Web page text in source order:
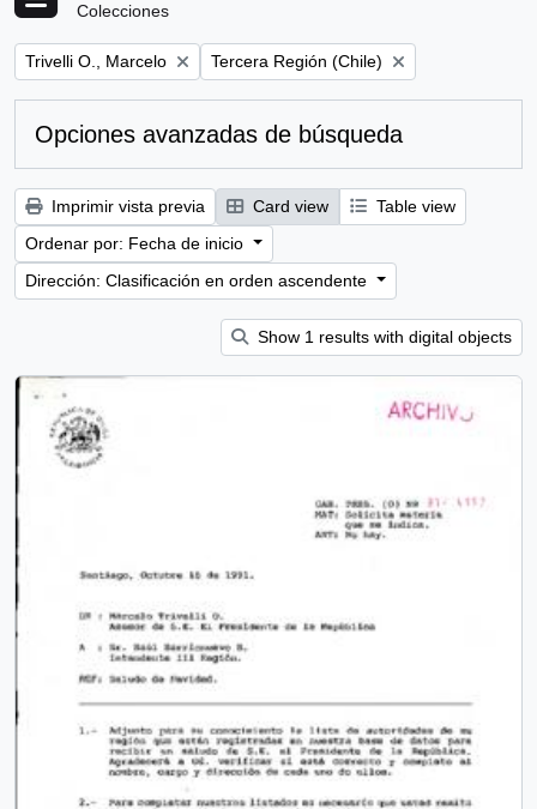
Colecciones
Remove filter:
Trivelli O., Marcelo Remove filter:
Tercera Región (Chile)
Opciones avanzadas de búsqueda
Imprimir vista previa Card view
Table view
Ordenar por: Fecha de inicio
Dirección: Clasificación en orden ascendente
Show 1 results with digital objects